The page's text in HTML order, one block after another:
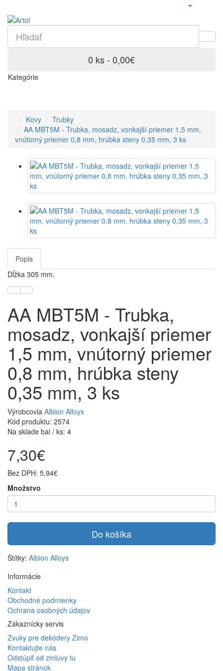
0 ks - 0,00€
Kategórie
Kovy
Trubky
AA MBT5M - Trubka, mosadz, vonkajší priemer 1,5 mm,
vnútorný priemer 0,8 mm, hrúbka steny 0,35 mm, 3 ks
Popis
Dĺžka 305 mm.
AA MBT5M - Trubka,
mosadz, vonkajší priemer
1,5 mm, vnútorný priemer
0,8 mm, hrúbka steny
0,35 mm, 3 ks
Výrobcovia Albion Alloys
Kód produktu: 2574
Na sklade bal / ks: 4
7,30€
Bez DPH: 5,94€
Množstvo
Do košíka
Štítky: Albion Alloys
Informácie
Kontakt
Obchodné podmienky
Ochrana osobných údajov
Zákaznícky servis
Zvuky pre dekódery Zimo
Kontaktujte nás
Odstúpiť od zmluvy tu
Mapa stránok